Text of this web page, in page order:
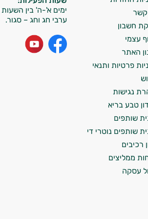
ימים א'-ה' בין השעות 09:00-
ערבי חג וחג – סגור.
קשר
חשבון
עצמי
האתר
פרטיות ותנאי
נגישות
טבע בריא
שותפים
שותפים נוטרי די
רכיבים
ממליצים
עסקה
כדי לעזור לך להתאים את תוספי
הבריאות המדויקים למטרות
שלך, ולהסביר לך אילו רכיבים
כדי למקסם תוצאות גם בחיי היום
היא להתאים עבורך המלצות
מדעית.